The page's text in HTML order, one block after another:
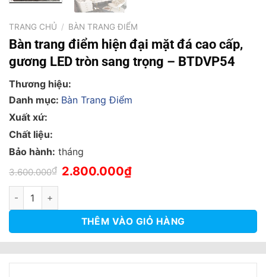
TRANG CHỦ / BÀN TRANG ĐIỂM
Bàn trang điểm hiện đại mặt đá cao cấp,
gương LED tròn sang trọng – BTDVP54
Thương hiệu:
Danh mục: Bàn Trang Điểm
Xuất xứ:
Chất liệu:
Bảo hành: tháng
3.600.000₫ Giá
gốc
2.800.000₫Giá
hiện
Bàn trang điểm hiện đại mặt đá cao cấp, gương LED tròn
THÊM VÀO GIỎ HÀNG